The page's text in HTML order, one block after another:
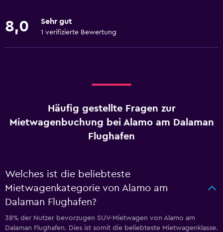
8,0 Sehr gut
1 verifizierte Bewertung
Häufig gestellte Fragen zur
Mietwagenbuchung bei Alamo am Dalaman
Flughafen
Welches ist die beliebteste
Mietwagenkategorie von Alamo am
Dalaman Flughafen?
38% der Nutzer bevorzugen SUV-Mietwagen von Alamo am
Dalaman Flughafen. Dies ist somit die beliebteste Mietwagenklasse.